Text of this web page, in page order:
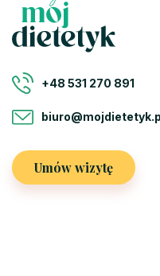
+48 531 270 891
biuro@mojdietetyk.pl
Umów wizytę